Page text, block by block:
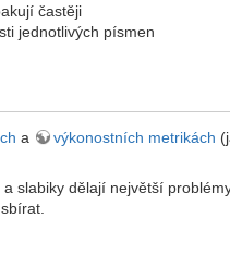
častěji
jednotlivých písmen
a výkonostních metrikách
slabiky dělají největší